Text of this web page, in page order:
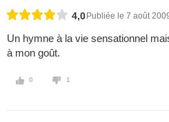
4,0 Publiée le 7 août
Un hymne à la vie sensationnel
à mon goût.
0 1